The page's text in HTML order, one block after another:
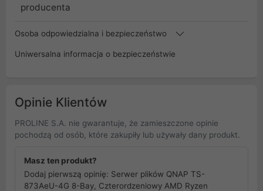
producenta
Osoba odpowiedzialna i bezpieczeństwo
Uniwersalna informacja o bezpieczeństwie
Opinie Klientów
PROLINE S.A. nie gwarantuje, że zamieszczone opinie
pochodzą od osób, które zakupiły lub używały dany produkt.
Masz ten produkt?
Dodaj pierwszą opinię: Serwer plików QNAP TS-
873AeU-4G 8-Bay, Czterordzeniowy AMD Ryzen